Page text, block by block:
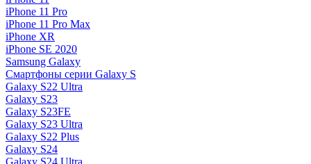
iPhone 11 Pro
iPhone 11 Pro Max
iPhone XR
iPhone SE 2020
Samsung Galaxy
Смартфоны серии Galaxy S
Galaxy S22 Ultra
Galaxy S23
Galaxy S23FE
Galaxy S23 Ultra
Galaxy S22 Plus
Galaxy S24
Galaxy S24 Ultra